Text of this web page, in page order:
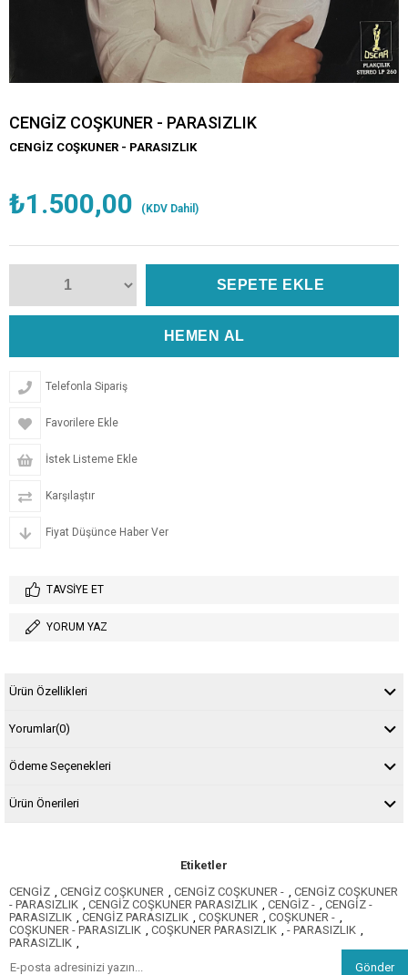
CENGİZ COŞKUNER - PARASIZLIK
CENGİZ COŞKUNER - PARASIZLIK
₺1.500,00 (KDV Dahil)
Telefonla Sipariş
Favorilere Ekle
İstek Listeme Ekle
Karşılaştır
Fiyat Düşünce Haber Ver
TAVSIYE ET
YORUM YAZ
Ürün Özellikleri
Yorumlar(0)
Ödeme Seçenekleri
Ürün Önerileri
Etiketler
CENGİZ
CENGİZ COŞKUNER CENGİZ COŞKUNER -
CENGİZ COŞKUNER
- PARASIZLIK
CENGİZ COŞKUNER PARASIZLIK CENGİZ -
CENGİZ -
PARASIZLIK
CENGİZ PARASIZLIK COŞKUNER COŞKUNER -
COŞKUNER - PARASIZLIK
COŞKUNER PARASIZLIK - PARASIZLIK
PARASIZLIK
Gönder